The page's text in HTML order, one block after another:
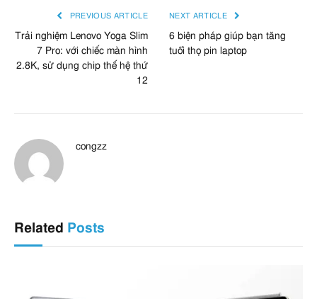
PREVIOUS ARTICLE
Trải nghiệm Lenovo Yoga Slim
7 Pro: với chiếc màn hình
2.8K, sử dụng chip thế hệ thứ
12
NEXT ARTICLE
6 biện pháp giúp bạn tăng
tuổi thọ pin laptop
congzz
Related Posts